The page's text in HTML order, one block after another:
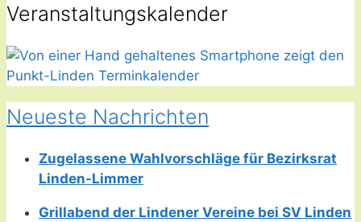
Veranstaltungskalender
Neueste Nachrichten
Zugelassene Wahlvorschläge für Bezirksrat
Linden-Limmer
Grillabend der Lindener Vereine bei SV Linden